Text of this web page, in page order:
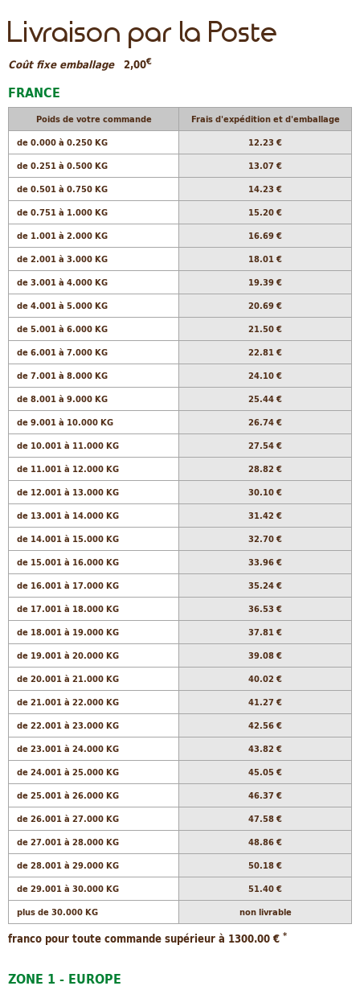
Livraison par la Poste
Coût fixe emballage2,00€
FRANCE
Poids de votre commande
Frais d'expédition et d'emballage
de 0.000 à 0.250 KG
12.23 €
de 0.251 à 0.500 KG
13.07 €
de 0.501 à 0.750 KG
14.23 €
de 0.751 à 1.000 KG
15.20 €
de 1.001 à 2.000 KG
16.69 €
de 2.001 à 3.000 KG
18.01 €
de 3.001 à 4.000 KG
19.39 €
de 4.001 à 5.000 KG
20.69 €
de 5.001 à 6.000 KG
21.50 €
de 6.001 à 7.000 KG
22.81 €
de 7.001 à 8.000 KG
24.10 €
de 8.001 à 9.000 KG
25.44 €
de 9.001 à 10.000 KG
26.74 €
de 10.001 à 11.000 KG
27.54 €
de 11.001 à 12.000 KG
28.82 €
de 12.001 à 13.000 KG
30.10 €
de 13.001 à 14.000 KG
31.42 €
de 14.001 à 15.000 KG
32.70 €
de 15.001 à 16.000 KG
33.96 €
de 16.001 à 17.000 KG
35.24 €
de 17.001 à 18.000 KG
36.53 €
de 18.001 à 19.000 KG
37.81 €
de 19.001 à 20.000 KG
39.08 €
de 20.001 à 21.000 KG
40.02 €
de 21.001 à 22.000 KG
41.27 €
de 22.001 à 23.000 KG
42.56 €
de 23.001 à 24.000 KG
43.82 €
de 24.001 à 25.000 KG
45.05 €
de 25.001 à 26.000 KG
46.37 €
de 26.001 à 27.000 KG
47.58 €
de 27.001 à 28.000 KG
48.86 €
de 28.001 à 29.000 KG
50.18 €
de 29.001 à 30.000 KG
51.40 €
plus de 30.000 KG
non livrable
franco pour toute commande supérieur à 1300.00 € *
ZONE 1 - EUROPE